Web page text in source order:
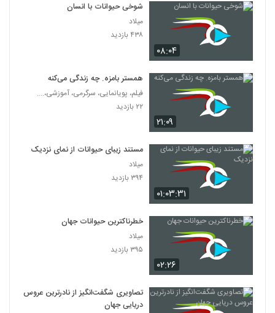
۰۸:۰۴
شوخی حیوانات با انسان
میلاد
۴۳۸ بازدید
۲۱:۰۹
همستر بامزه. چه زندگی می‌کنه
فیلم، پویانمایی، سرگرمی، آموزشی،....
۲۲ بازدید
۰۱:۰۳:۳۱
مستند زیبای حیوانات از نمای نزدیک
میلاد
۳۹۴ بازدید
۰۲:۲۶
خطرناکترین حیوانات جهان
میلاد
۳۹۵ بازدید
تصاویری شگفت‌انگیز از نادرترین عروس
دریایی جهان